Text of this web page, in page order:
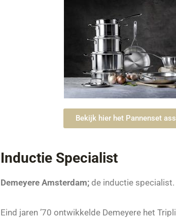
Bekijk hier het Pannenset
Inductie Specialist
Demeyere Amsterdam; de inductie specialist.
Eind jaren ’70 ontwikkelde Demeyere het